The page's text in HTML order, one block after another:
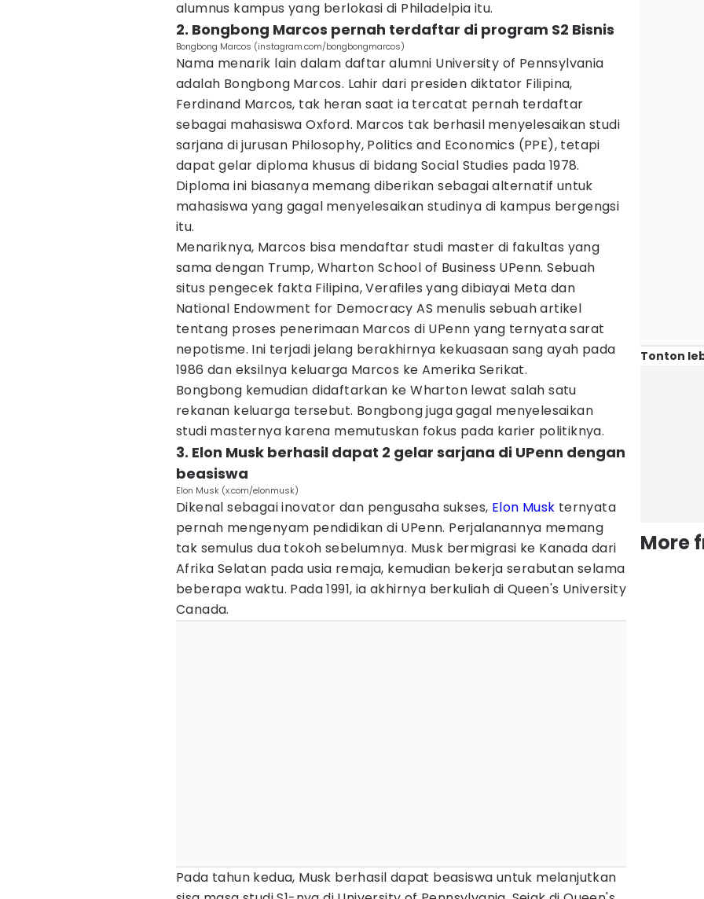
alumnus kampus yang berlokasi di Philadelpia itu.
2. Bongbong Marcos pernah terdaftar di program S2 Bisnis
Bongbong Marcos (instagram.com/bongbongmarcos)
Nama menarik lain dalam daftar alumni University of Pennsylvania
adalah Bongbong Marcos. Lahir dari presiden diktator Filipina,
Ferdinand Marcos, tak heran saat ia tercatat pernah terdaftar
sebagai mahasiswa Oxford. Marcos tak berhasil menyelesaikan studi
sarjana di jurusan Philosophy, Politics and Economics (PPE), tetapi
dapat gelar diploma khusus di bidang Social Studies pada 1978.
Diploma ini biasanya memang diberikan sebagai alternatif untuk
mahasiswa yang gagal menyelesaikan studinya di kampus bergengsi
itu.
Menariknya, Marcos bisa mendaftar studi master di fakultas yang
sama dengan Trump, Wharton School of Business UPenn. Sebuah
situs pengecek fakta Filipina, Verafiles yang dibiayai Meta dan
National Endowment for Democracy AS menulis sebuah artikel
tentang proses penerimaan Marcos di UPenn yang ternyata sarat
nepotisme. Ini terjadi jelang berakhirnya kekuasaan sang ayah pada
1986 dan eksilnya keluarga Marcos ke Amerika Serikat.
Bongbong kemudian didaftarkan ke Wharton lewat salah satu
rekanan keluarga tersebut. Bongbong juga gagal menyelesaikan
studi masternya karena memutuskan fokus pada karier politiknya.
3. Elon Musk berhasil dapat 2 gelar sarjana di UPenn dengan
beasiswa
Elon Musk (x.com/elonmusk)
Dikenal sebagai inovator dan pengusaha sukses, Elon Musk ternyata
pernah mengenyam pendidikan di UPenn. Perjalanannya memang
tak semulus dua tokoh sebelumnya. Musk bermigrasi ke Kanada dari
Afrika Selatan pada usia remaja, kemudian bekerja serabutan selama
beberapa waktu. Pada 1991, ia akhirnya berkuliah di Queen's University
Canada.
Pada tahun kedua, Musk berhasil dapat beasiswa untuk melanjutkan
Tonton
More